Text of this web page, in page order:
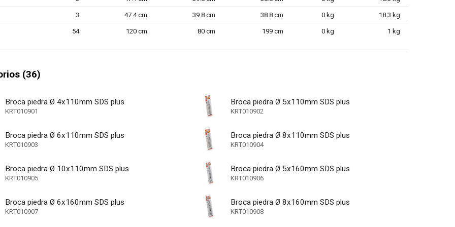
de velocidad No aplicable
reducción de vibraciones
impacto (julios)
ajustes de velocidad
- cable de cargador incluido
BMC (caja moldeada por soplado)
suave
3 47.4 cm 39.8 cm 38.8 cm 0 kg 18.3 kg
54 120 cm 80 cm 199 cm 0 kg 1 kg
(36)
Broca piedra Ø 4x110mm SDS plus
KRT010901
Broca piedra Ø 5x110mm SDS plus
KRT010902
Broca piedra Ø 6x110mm SDS plus
KRT010903
Broca piedra Ø 8x110mm SDS plus
KRT010904
Broca piedra Ø 10x110mm SDS plus
KRT010905
Broca piedra Ø 5x160mm SDS plus
KRT010906
Broca piedra Ø 6x160mm SDS plus
KRT010907
Broca piedra Ø 8x160mm SDS plus
KRT010908